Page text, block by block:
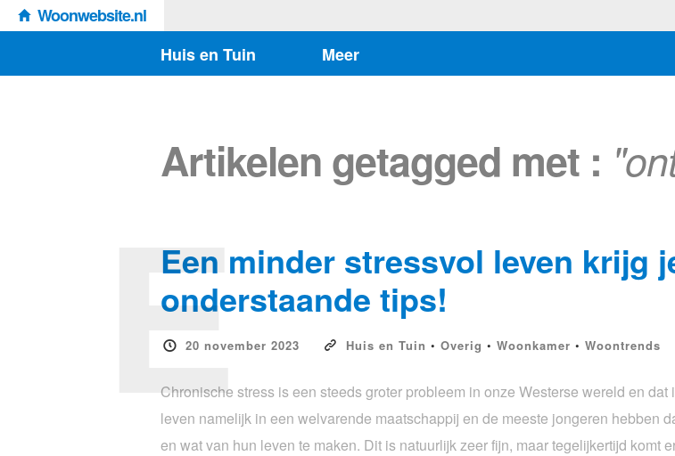
Woonwebsite.nl
Huis en Tuin
Meer
Artikelen getagged met :
Een minder stressvol leven krijg
onderstaande tips!
20 november 2023 Huis en Tuin • Overig • Woonkamer • Woontrends
E
Chronische stress is een steeds groter probleem in onze Westerse wereld en
leven namelijk in een welvarende maatschappij en de meeste jongeren hebben
en wat van hun leven te maken. Dit is natuurlijk zeer fijn, maar tegelijkertijd komt